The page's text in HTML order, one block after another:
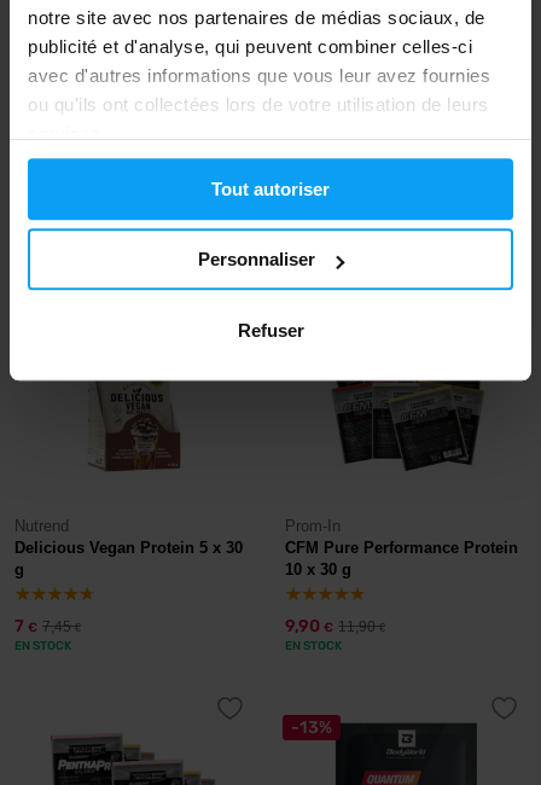
notre site avec nos partenaires de médias sociaux, de
publicité et d'analyse, qui peuvent combiner celles-ci
avec d'autres informations que vous leur avez fournies
ou qu'ils ont collectées lors de votre utilisation de leurs
Tout autoriser
Personnaliser
Refuser
EN STOCK EN STOCK
Nutrend
Delicious Vegan Protein 5 x 30
g
7 € 7,45€
EN STOCK
Prom-In
CFM Pure Performance Protein
10 x 30 g
9,90 € 11,90€
EN STOCK
-13%